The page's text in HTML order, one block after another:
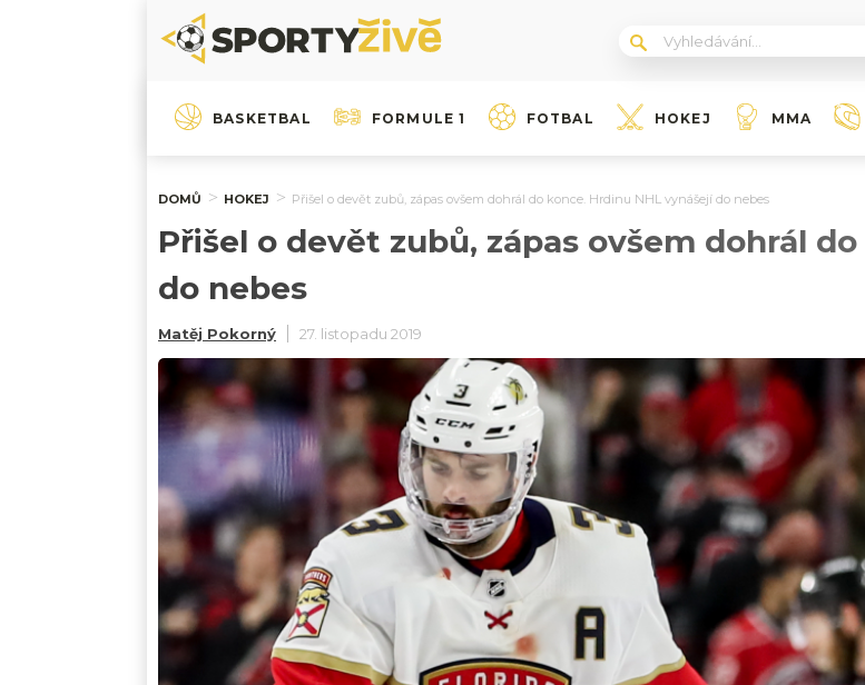
BASKETBAL FORMULE 1 FOTBAL HOKEJ MMA
DOMŮ HOKEJ Přišel o devět zubů, zápas ovšem dohrál do konce. Hrdinu NHL vynášejí do nebes
Přišel o devět zubů, zápas ovšem dohrál
do nebes
Matěj Pokorný 27. listopadu 2019